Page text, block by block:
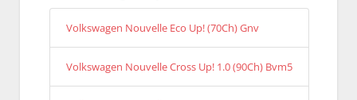
Volkswagen Nouvelle Eco Up! (70Ch) Gnv
Volkswagen Nouvelle Cross Up! 1.0 (90Ch) Bvm5